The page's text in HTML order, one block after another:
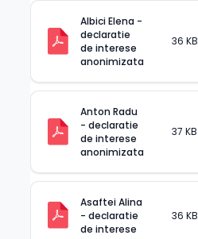
Albici Elena -
declaratie
de interese
anonimizata
36 KB
Anton Radu
- declaratie
de interese
anonimizata
37 KB
Asaftei Alina
- declaratie
de interese
36 KB